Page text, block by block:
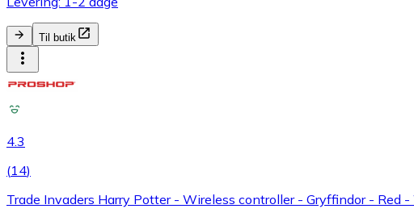
Til butik
4.3
(14)
Trade Invaders Harry Potter - Wireless controller - Gryffindor - Red